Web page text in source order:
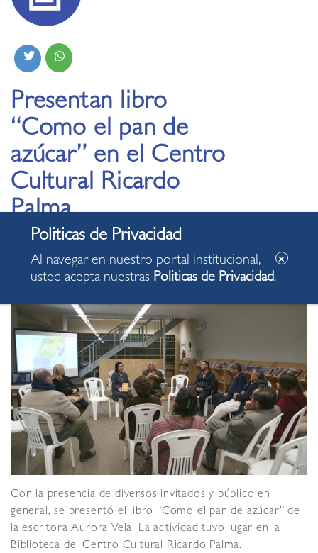
Presentan libro
“Como el pan de
azúcar” en el Centro
Cultural Ricardo
Palma
23.08.2019
Con la presencia de diversos invitados y público en
general, se presentó el libro “Como el pan de azúcar” de
la escritora Aurora Vela. La actividad tuvo lugar en la
Biblioteca del Centro Cultural Ricardo Palma.
Al navegar en nuestro portal institucional,
usted acepta nuestras Politicas de Privacidad.